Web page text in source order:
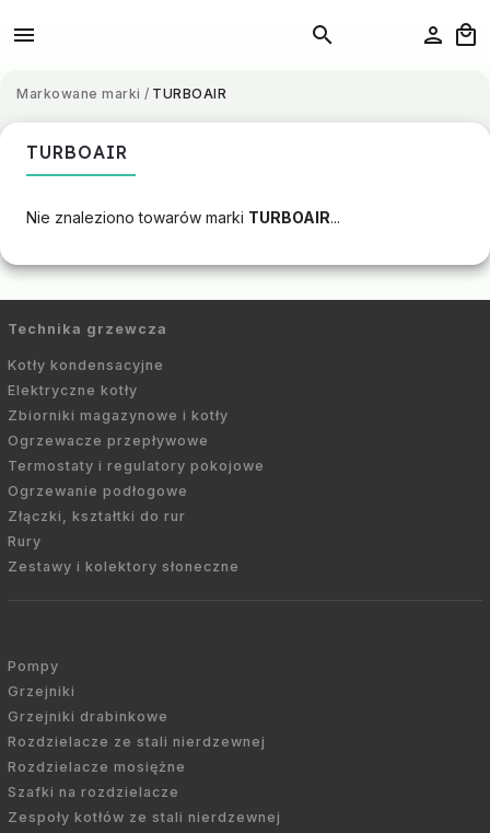
Markowane marki / TURBOAIR
TURBOAIR
Nie znaleziono towarów marki TURBOAIR...
Technika grzewcza
Kotły kondensacyjne
Elektryczne kotły
Zbiorniki magazynowe i kotły
Ogrzewacze przepływowe
Termostaty i regulatory pokojowe
Ogrzewanie podłogowe
Złączki, kształtki do rur
Rury
Zestawy i kolektory słoneczne
Pompy
Grzejniki
Grzejniki drabinkowe
Rozdzielacze ze stali nierdzewnej
Rozdzielacze mosiężne
Szafki na rozdzielacze
Zespoły kotłów ze stali nierdzewnej